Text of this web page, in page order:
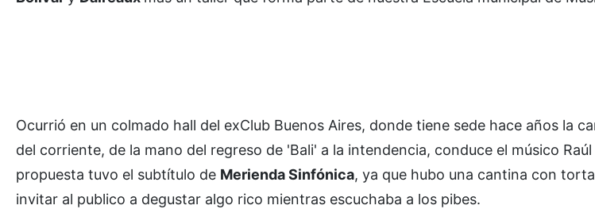
Ocurrió en un colmado hall del exClub Buenos Aires, donde tiene sede hace años la
del corriente, de la mano del regreso de 'Bali' a la intendencia, conduce el músico
propuesta tuvo el subtítulo de Merienda Sinfónica, ya que hubo una cantina con
invitar al publico a degustar algo rico mientras escuchaba a los pibes.